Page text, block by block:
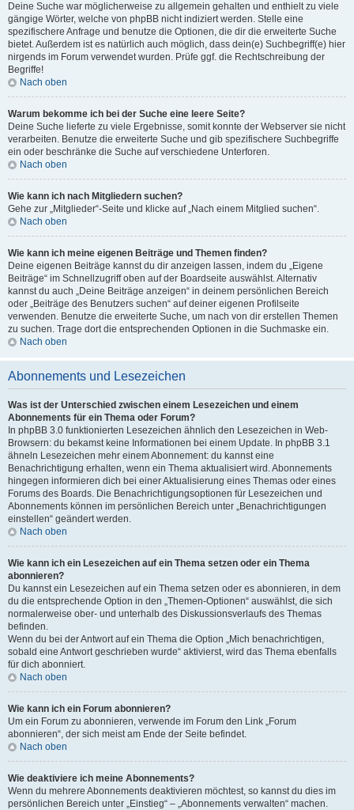
Deine Suche war möglicherweise zu allgemein gehalten und enthielt zu viele
gängige Wörter, welche von phpBB nicht indiziert werden. Stelle eine
spezifischere Anfrage und benutze die Optionen, die dir die erweiterte Suche
bietet. Außerdem ist es natürlich auch möglich, dass dein(e) Suchbegriff(e) hier
nirgends im Forum verwendet wurden. Prüfe ggf. die Rechtschreibung der
Begriffe!
Nach oben
Warum bekomme ich bei der Suche eine leere Seite?
Deine Suche lieferte zu viele Ergebnisse, somit konnte der Webserver sie nicht
verarbeiten. Benutze die erweiterte Suche und gib spezifischere Suchbegriffe
ein oder beschränke die Suche auf verschiedene Unterforen.
Nach oben
Wie kann ich nach Mitgliedern suchen?
Gehe zur „Mitglieder“-Seite und klicke auf „Nach einem Mitglied suchen“.
Nach oben
Wie kann ich meine eigenen Beiträge und Themen finden?
Deine eigenen Beiträge kannst du dir anzeigen lassen, indem du „Eigene
Beiträge“ im Schnellzugriff oben auf der Boardseite auswählst. Alternativ
kannst du auch „Deine Beiträge anzeigen“ in deinem persönlichen Bereich
oder „Beiträge des Benutzers suchen“ auf deiner eigenen Profilseite
verwenden. Benutze die erweiterte Suche, um nach von dir erstellen Themen
zu suchen. Trage dort die entsprechenden Optionen in die Suchmaske ein.
Nach oben
Abonnements und Lesezeichen
Was ist der Unterschied zwischen einem Lesezeichen und einem
Abonnements für ein Thema oder Forum?
In phpBB 3.0 funktionierten Lesezeichen ähnlich den Lesezeichen in Web-
Browsern: du bekamst keine Informationen bei einem Update. In phpBB 3.1
ähneln Lesezeichen mehr einem Abonnement: du kannst eine
Benachrichtigung erhalten, wenn ein Thema aktualisiert wird. Abonnements
hingegen informieren dich bei einer Aktualisierung eines Themas oder eines
Forums des Boards. Die Benachrichtigungsoptionen für Lesezeichen und
Abonnements können im persönlichen Bereich unter „Benachrichtigungen
einstellen“ geändert werden.
Nach oben
Wie kann ich ein Lesezeichen auf ein Thema setzen oder ein Thema
abonnieren?
Du kannst ein Lesezeichen auf ein Thema setzen oder es abonnieren, in dem
du die entsprechende Option in den „Themen-Optionen“ auswählst, die sich
normalerweise ober- und unterhalb des Diskussionsverlaufs des Themas
befinden.
Wenn du bei der Antwort auf ein Thema die Option „Mich benachrichtigen,
sobald eine Antwort geschrieben wurde“ aktivierst, wird das Thema ebenfalls
für dich abonniert.
Nach oben
Wie kann ich ein Forum abonnieren?
Um ein Forum zu abonnieren, verwende im Forum den Link „Forum
abonnieren“, der sich meist am Ende der Seite befindet.
Nach oben
Wie deaktiviere ich meine Abonnements?
Wenn du mehrere Abonnements deaktivieren möchtest, so kannst du dies im
persönlichen Bereich unter „Einstieg“ – „Abonnements verwalten“ machen.